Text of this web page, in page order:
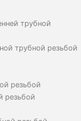
трубной
трубной резьбой
резьбой
резьбой